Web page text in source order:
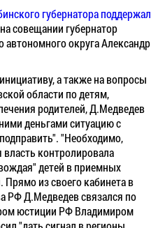
губернатора поддержал
совещании губернатор
округа Александр
а также на вопросы
области по детям,
родителей, Д.Медведев
деньгами ситуацию с
"Необходимо,
контролировала
детей в приемных
Прямо из своего кабинета в
РФ Д.Медведев связался по
юстиции РФ Владимиром